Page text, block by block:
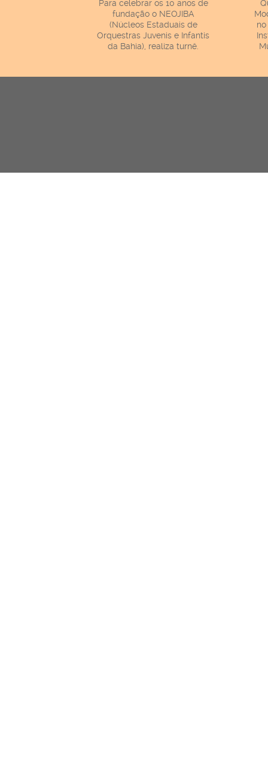
Para celebrar os 10 anos de
fundação o NEOJIBA
(Núcleos Estaduais de
Orquestras Juvenis e Infantis
da Bahia), realiza turnê.